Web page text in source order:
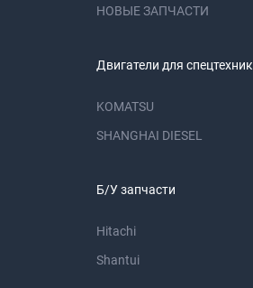
НОВЫЕ ЗАПЧАСТИ
Двигатели для
KOMATSU
SHANGHAI DIESEL
Б/У запчасти
Hitachi
Shantui